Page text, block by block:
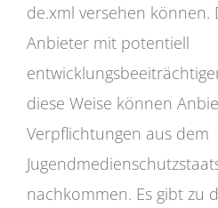
de.xml versehen können.
Anbieter mit potentiell
diese Weise können
Verpflichtungen aus dem
nachkommen. Es gibt zu